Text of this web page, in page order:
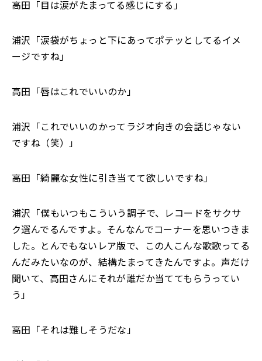
高田「目は涙がたまってる感じにする」
浦沢「涙袋がちょっと下にあってポテッとしてるイメ
ージですね」
高田「唇はこれでいいのか」
浦沢「これでいいのかってラジオ向きの会話じゃない
ですね（笑）」
高田「綺麗な女性に引き当てて欲しいですね」
浦沢「僕もいつもこういう調子で、レコードをサクサ
ク選んでるんですよ。そんなんでコーナーを思いつきま
した。とんでもないレア版で、この人こんな歌歌ってる
んだみたいなのが、結構たまってきたんですよ。声だけ
聞いて、高田さんにそれが誰だか当ててもらうってい
う」
高田「それは難しそうだな」